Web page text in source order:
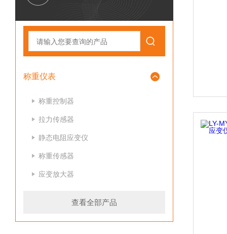
称重仪表
称重控制器
拉力传感器
静态电阻应变仪
称重传感器
应变放大器
查看全部产品